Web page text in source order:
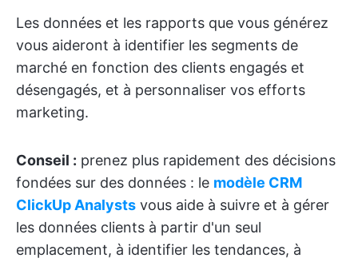
Les données et les rapports que vous générez
vous aideront à identifier les segments de
marché en fonction des clients engagés et
désengagés, et à personnaliser vos efforts
marketing.
Conseil : prenez plus rapidement des décisions
fondées sur des données : le modèle CRM
ClickUp Analysts vous aide à suivre et à gérer
les données clients à partir d'un seul
emplacement, à identifier les tendances, à